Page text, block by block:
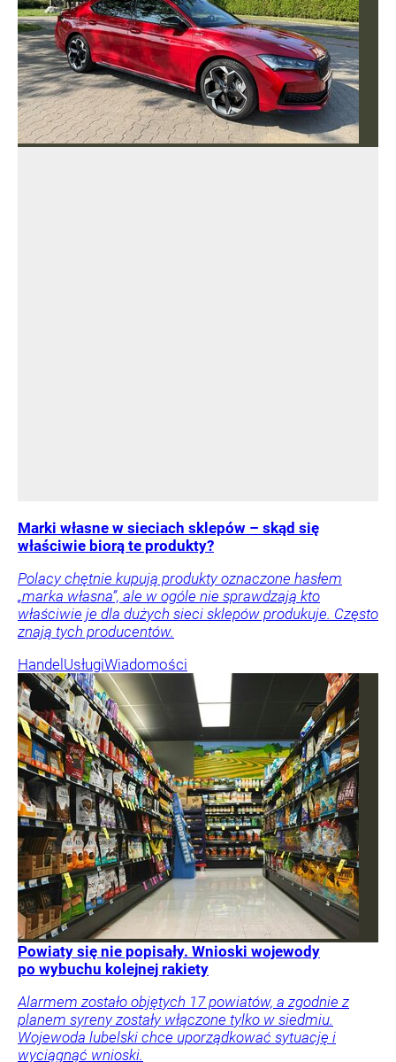
Marki własne w sieciach sklepów – skąd się
właściwie biorą te produkty?
Polacy chętnie kupują produkty oznaczone hasłem
„marka własna”, ale w ogóle nie sprawdzają kto
właściwie je dla dużych sieci sklepów produkuje. Często
znają tych producentów.
HandelUsługiWiadomości
Powiaty się nie popisały. Wnioski wojewody
po wybuchu kolejnej rakiety
Alarmem zostało objętych 17 powiatów, a zgodnie z
planem syreny zostały włączone tylko w siedmiu.
Wojewoda lubelski chce uporządkować sytuację i
wyciągnąć wnioski.